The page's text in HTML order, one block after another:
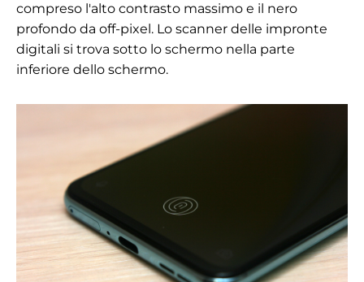
compreso l'alto contrasto massimo e il nero
profondo da off-pixel. Lo scanner delle impronte
digitali si trova sotto lo schermo nella parte
inferiore dello schermo.